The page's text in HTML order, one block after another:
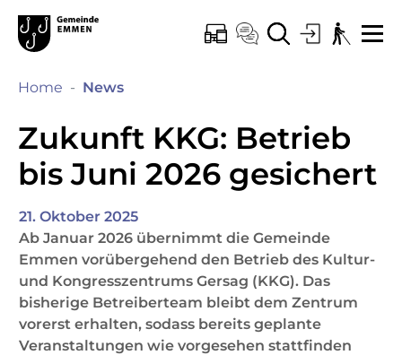
zur Startseite
Direkt zur Hauptnavigation
Direkt zum Inhalt
Direkt zur Suche
Direkt zum Stichwortverzeichnis
KopfzeileEmmen
Hauptnavigation
ONLINE-SCHALTER
KONTAKT
SUCHELOGIN
Hauptinhalt
Home News(ausgewählt)
Zukunft KKG: Betrieb
bis Juni 2026 gesichert
21. Oktober 2025
Ab Januar 2026 übernimmt die Gemeinde
Emmen vorübergehend den Betrieb des Kultur-
und Kongresszentrums Gersag (KKG). Das
bisherige Betreiberteam bleibt dem Zentrum
vorerst erhalten, sodass bereits geplante
Veranstaltungen wie vorgesehen stattfinden